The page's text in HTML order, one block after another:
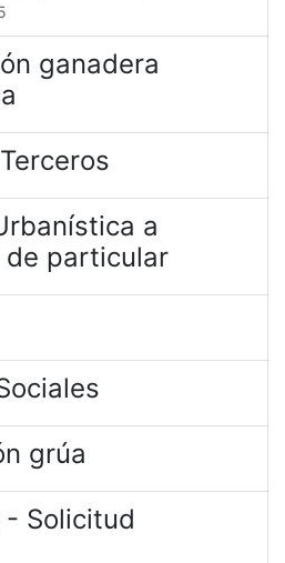
ganadera
a
de particular
grúa
- Solicitud